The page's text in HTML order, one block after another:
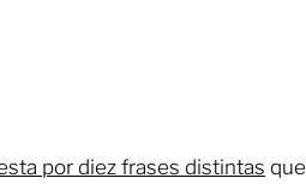
por diez frases distintas que